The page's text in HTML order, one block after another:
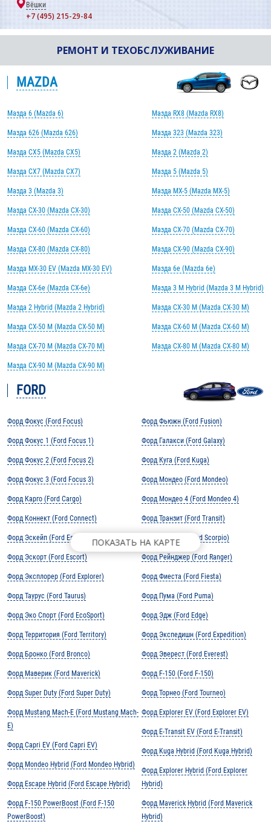
Вёшки
+7 (495) 215-29-84
ПОКАЗАТЬ НА КАРТЕ
РЕМОНТ И ТЕХОБСЛУЖИВАНИЕ
MAZDA
Мазда 6 (Mazda 6)
Мазда 626 (Mazda 626)
Мазда CX5 (Mazda CX5)
Мазда CX7 (Mazda CX7)
Мазда 3 (Mazda 3)
Мазда CX-30 (Mazda CX-30)
Мазда CX-60 (Mazda CX-60)
Мазда CX-80 (Mazda CX-80)
Мазда MX-30 EV (Mazda MX-30 EV)
Мазда CX-6e (Mazda CX-6e)
Мазда 2 Hybrid (Mazda 2 Hybrid)
Мазда CX-50 M (Mazda CX-50 M)
Мазда CX-70 M (Mazda CX-70 M)
Мазда CX-90 M (Mazda CX-90 M)
Мазда RX8 (Mazda RX8)
Мазда 323 (Mazda 323)
Мазда 2 (Mazda 2)
Мазда 5 (Mazda 5)
Мазда MX-5 (Mazda MX-5)
Мазда CX-50 (Mazda CX-50)
Мазда CX-70 (Mazda CX-70)
Мазда CX-90 (Mazda CX-90)
Мазда 6e (Mazda 6e)
Мазда 3 M Hybrid (Mazda 3 M Hybrid)
Мазда CX-30 M (Mazda CX-30 M)
Мазда CX-60 M (Mazda CX-60 M)
Мазда CX-80 M (Mazda CX-80 M)
FORD
Форд Фокус (Ford Focus)
Форд Фокус 1 (Ford Focus 1)
Форд Фокус 2 (Ford Focus 2)
Форд Фокус 3 (Ford Focus 3)
Форд Карго (Ford Cargo)
Форд Коннект (Ford Connect)
Форд Эскейп (Ford Escape)
Форд Эскорт (Ford Escort)
Форд Эксплорер (Ford Explorer)
Форд Таурус (Ford Taurus)
Форд Эко Спорт (Ford EcoSport)
Форд Территория (Ford Territory)
Форд Бронко (Ford Bronco)
Форд Маверик (Ford Maverick)
Форд Super Duty (Ford Super Duty)
Форд Mustang Mach-E (Ford Mustang Mach-
E)
Форд Capri EV (Ford Capri EV)
Форд Mondeo Hybrid (Ford Mondeo Hybrid)
Форд Escape Hybrid (Ford Escape Hybrid)
Форд F-150 PowerBoost (Ford F-150
PowerBoost)
Форд Фьюжн (Ford Fusion)
Форд Галакси (Ford Galaxy)
Форд Куга (Ford Kuga)
Форд Мондео (Ford Mondeo)
Форд Мондео 4 (Ford Mondeo 4)
Форд Транзит (Ford Transit)
Форд Скорпио (Ford Scorpio)
Форд Рейнджер (Ford Ranger)
Форд Фиеста (Ford Fiesta)
Форд Пума (Ford Puma)
Форд Эдж (Ford Edge)
Форд Экспедишн (Ford Expedition)
Форд Эверест (Ford Everest)
Форд F-150 (Ford F-150)
Форд Торнео (Ford Tourneo)
Форд Explorer EV (Ford Explorer EV)
Форд E-Transit EV (Ford E-Transit)
Форд Kuga Hybrid (Ford Kuga Hybrid)
Форд Explorer Hybrid (Ford Explorer
Hybrid)
Форд Maverick Hybrid (Ford Maverick
Hybrid)